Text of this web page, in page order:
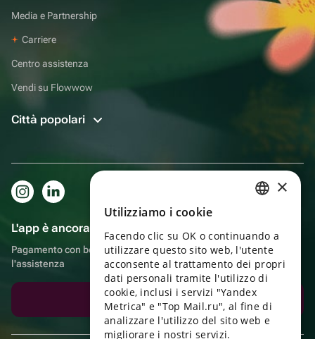
Media e Partnership
Carriere
Centro assistenza
Vendi su Flowwow
Città popolari
L'app è ancora più comoda!
Pagamento con bonus, autoconsegna, comoda chat con
l'assistenza
Scarica l'app
ENGLISH
UKRAINIAN
PORTUGUESE
SPANISH
×
Utilizziamo i cookie
Facendo clic su OK o continuando a
utilizzare questo sito web, l'utente
acconsente al trattamento dei propri
dati personali tramite l'utilizzo di
cookie, inclusi i servizi "Yandex
Metrica" e "Top Mail.ru", al fine di
analizzare l'utilizzo del sito web e
migliorare i nostri servizi.